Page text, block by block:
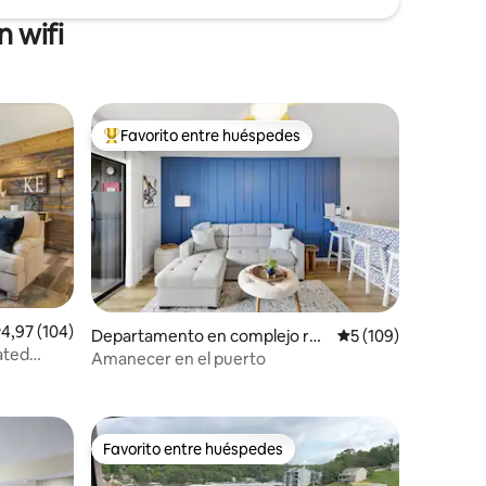
wifi
destacados
promedio: 4,97 de 5. 104 evaluaciones
4,97 (104)
Favorito entre los huéspedes más destacados
Favorito entre huéspedes
Departamento en complejo res
idencial en Osage Beach
Calificación
5 (109)
Amanecer en el puerto
Favorito entre huéspedes
Favorito entre huéspedes